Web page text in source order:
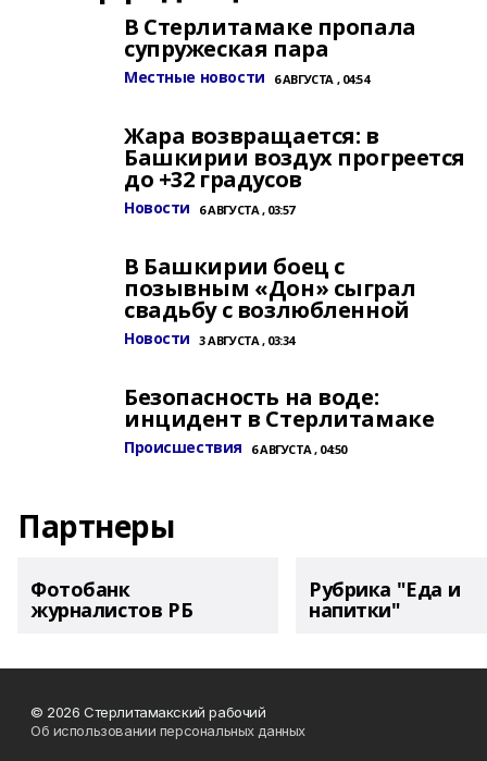
В Стерлитамаке пропала
супружеская пара
Местные новости 6 АВГУСТА , 04:54
Жара возвращается: в
Башкирии воздух прогреется
до +32 градусов
Новости 6 АВГУСТА , 03:57
В Башкирии боец с
позывным «Дон» сыграл
свадьбу с возлюбленной
Новости 3 АВГУСТА , 03:34
Безопасность на воде:
инцидент в Стерлитамаке
Происшествия 6 АВГУСТА , 04:50
Партнеры
Фотобанк
журналистов РБ
Рубрика "Еда и
напитки"
© 2026 Стерлитамакский рабочий
Об использовании персональных данных